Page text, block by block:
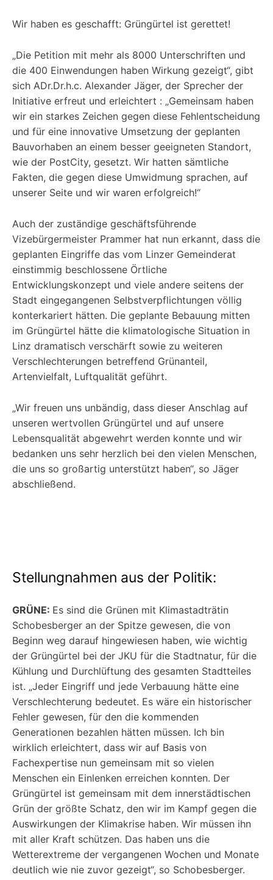
Wir haben es geschafft: Grüngürtel ist gerettet!
„Die Petition mit mehr als 8000 Unterschriften und
die 400 Einwendungen haben Wirkung gezeigt“, gibt
sich ADr.Dr.h.c. Alexander Jäger, der Sprecher der
Initiative erfreut und erleichtert : „Gemeinsam haben
wir ein starkes Zeichen gegen diese Fehlentscheidung
und für eine innovative Umsetzung der geplanten
Bauvorhaben an einem besser geeigneten Standort,
wie der PostCity, gesetzt. Wir hatten sämtliche
Fakten, die gegen diese Umwidmung sprachen, auf
unserer Seite und wir waren erfolgreich!“
Auch der zuständige geschäftsführende
Vizebürgermeister Prammer hat nun erkannt, dass die
geplanten Eingriffe das vom Linzer Gemeinderat
einstimmig beschlossene Örtliche
Entwicklungskonzept und viele andere seitens der
Stadt eingegangenen Selbstverpflichtungen völlig
konterkariert hätten. Die geplante Bebauung mitten
im Grüngürtel hätte die klimatologische Situation in
Linz dramatisch verschärft sowie zu weiteren
Verschlechterungen betreffend Grünanteil,
Artenvielfalt, Luftqualität geführt.
„Wir freuen uns unbändig, dass dieser Anschlag auf
unseren wertvollen Grüngürtel und auf unsere
Lebensqualität abgewehrt werden konnte und wir
bedanken uns sehr herzlich bei den vielen Menschen,
die uns so großartig unterstützt haben“, so Jäger
abschließend.
Stellungnahmen aus der Politik:
GRÜNE: Es sind die Grünen mit Klimastadträtin
Schobesberger an der Spitze gewesen, die von
Beginn weg darauf hingewiesen haben, wie wichtig
der Grüngürtel bei der JKU für die Stadtnatur, für die
Kühlung und Durchlüftung des gesamten Stadtteiles
ist. „Jeder Eingriff und jede Verbauung hätte eine
Verschlechterung bedeutet. Es wäre ein historischer
Fehler gewesen, für den die kommenden
Generationen bezahlen hätten müssen. Ich bin
wirklich erleichtert, dass wir auf Basis von
Fachexpertise nun gemeinsam mit so vielen
Menschen ein Einlenken erreichen konnten. Der
Grüngürtel ist gemeinsam mit dem innerstädtischen
Grün der größte Schatz, den wir im Kampf gegen die
Auswirkungen der Klimakrise haben. Wir müssen ihn
mit aller Kraft schützen. Das haben uns die
Wetterextreme der vergangenen Wochen und Monate
deutlich wie nie zuvor gezeigt“, so Schobesberger.